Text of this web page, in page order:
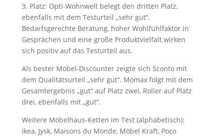
3. Platz: Opti-Wohnwelt belegt den dritten Platz,
ebenfalls mit dem Testurteil „sehr gut“.
Bedarfsgerechte Beratung, hoher Wohlfühlfaktor in
Gesprächen und eine große Produktvielfalt wirken
sich positiv auf das Testurteil aus.
Als bester Möbel-Discounter zeigte sich Sconto mit
dem Qualitätsurteil „sehr gut“. Mömax folgt mit dem
Gesamtergebnis „gut“ auf Platz zwei, Roller auf Platz
drei, ebenfalls mit „gut“.
Weitere Möbelhaus-Ketten im Test (alphabetisch):
Ikea, Jysk, Maisons du Monde, Möbel Kraft, Poco